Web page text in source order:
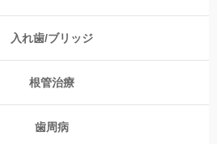
入れ歯/ブリッジ
根管治療
歯周病